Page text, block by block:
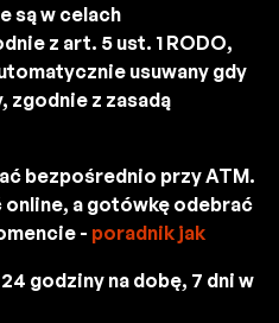
są w celach
z art. 5 ust. 1 RODO,
usuwany gdy
zgodnie z zasadą
bezpośrednio przy ATM.
a gotówkę odebrać
- poradnik jak
godziny na dobę, 7 dni w